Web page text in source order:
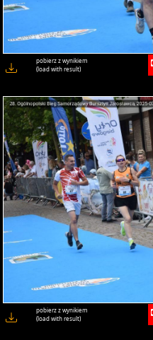
pobierz z wynikiem
(load with result)
pobierz z wynikiem
(load with result)